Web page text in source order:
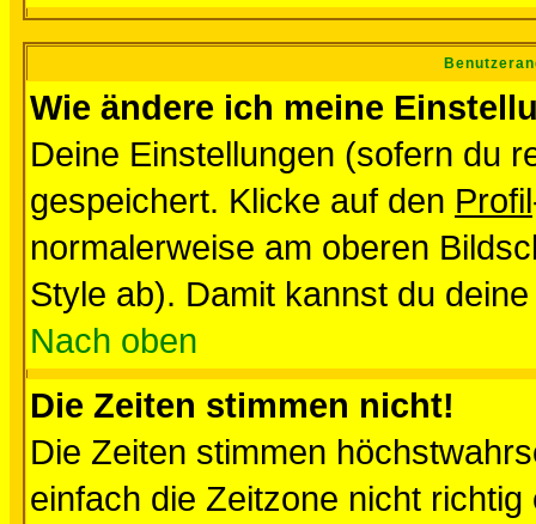
Wie ändere ich meine
Deine Einstellungen (sofern du
gespeichert. Klicke auf den Profil
normalerweise am oberen
Style ab). Damit kannst du
Nach oben
Die Zeiten stimmen nicht!
Die Zeiten stimmen
einfach die Zeitzone nicht